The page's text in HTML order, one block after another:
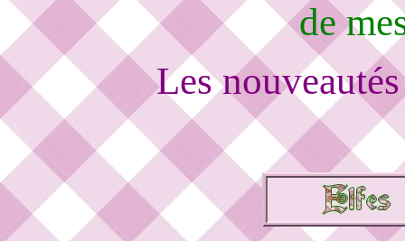
de
Les